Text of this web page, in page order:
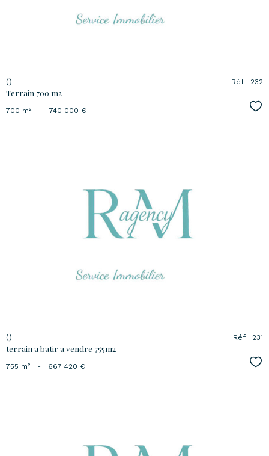
()
Terrain 700 m2
Réf : 232
700 m² - 740 000 €
voir le
bien
()
terrain a batir a vendre 755m2
Réf : 231
755 m² - 667 420 €